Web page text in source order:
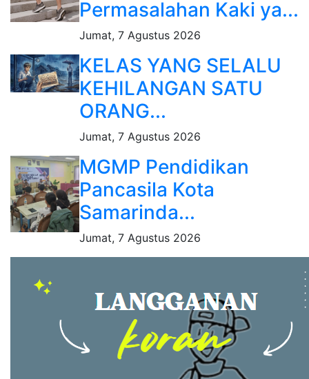
Permasalahan Kaki ya...
Jumat, 7 Agustus 2026
KELAS YANG SELALU
KEHILANGAN SATU
ORANG...
Jumat, 7 Agustus 2026
MGMP Pendidikan
Pancasila Kota
Samarinda...
Jumat, 7 Agustus 2026